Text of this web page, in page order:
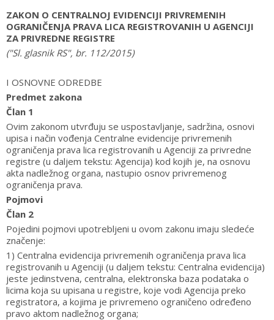
ZAKON O CENTRALNOJ EVIDENCIJI PRIVREMENIH
OGRANIČENJA PRAVA LICA REGISTROVANIH U AGENCIJI
ZA PRIVREDNE REGISTRE
("Sl. glasnik RS", br. 112/2015)
I OSNOVNE ODREDBE
Predmet zakona
Član 1
Ovim zakonom utvrđuju se uspostavljanje, sadržina, osnovi
upisa i način vođenja Centralne evidencije privremenih
ograničenja prava lica registrovanih u Agenciji za privredne
registre (u daljem tekstu: Agencija) kod kojih je, na osnovu
akta nadležnog organa, nastupio osnov privremenog
ograničenja prava.
Pojmovi
Član 2
Pojedini pojmovi upotrebljeni u ovom zakonu imaju sledeće
značenje:
1) Centralna evidencija privremenih ograničenja prava lica
registrovanih u Agenciji (u daljem tekstu: Centralna evidencija)
jeste jedinstvena, centralna, elektronska baza podataka o
licima koja su upisana u registre, koje vodi Agencija preko
registratora, a kojima je privremeno ograničeno određeno
pravo aktom nadležnog organa;